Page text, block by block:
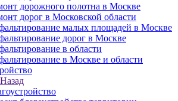
дорожного полотна в Москве
дорог в Московской области
малых площадей в Москве
дорог в Москве
в области
в Москве и области
Назад